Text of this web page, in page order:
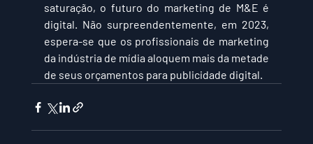
saturação, o futuro do marketing de M&E é
digital. Não surpreendentemente, em 2023,
espera-se que os profissionais de marketing
da indústria de mídia aloquem mais da metade
de seus orçamentos para publicidade digital.